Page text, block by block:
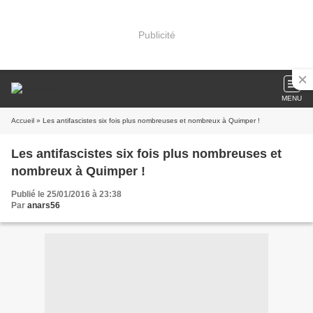
Publicité
MENU
Accueil » Les antifascistes six fois plus nombreuses et nombreux à Quimper !
Les antifascistes six fois plus nombreuses et
nombreux à Quimper !
Publié le 25/01/2016 à 23:38
Par anars56